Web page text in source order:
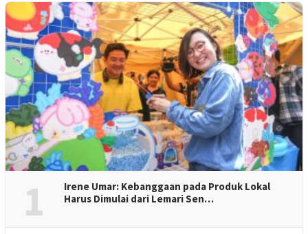
1
Irene Umar: Kebanggaan pada Produk Lokal
Harus Dimulai dari Lemari Sen…